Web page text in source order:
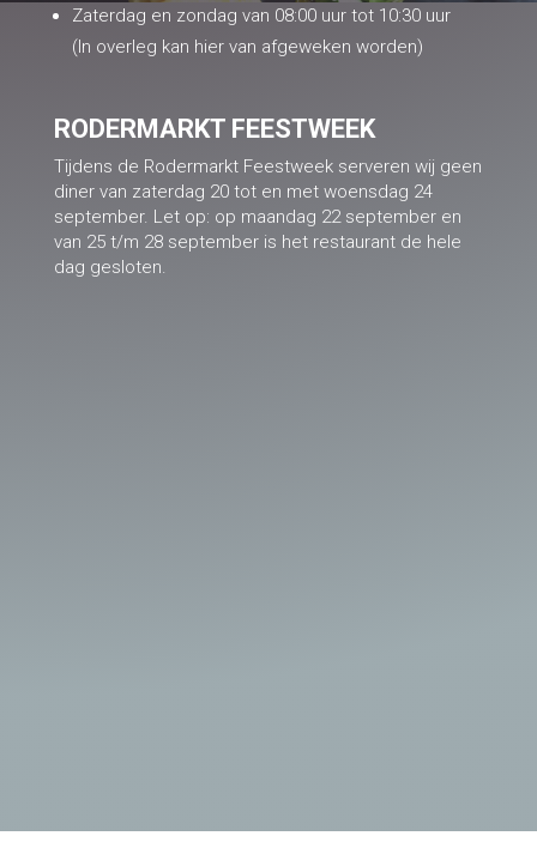
Zaterdag en zondag van 08:00 uur tot 10:30 uur
(In overleg kan hier van afgeweken worden)
RODERMARKT FEESTWEEK
Tijdens de Rodermarkt Feestweek serveren wij geen
diner van zaterdag 20 tot en met woensdag 24
september. Let op: op maandag 22 september en
van 25 t/m 28 september is het restaurant de hele
dag gesloten.